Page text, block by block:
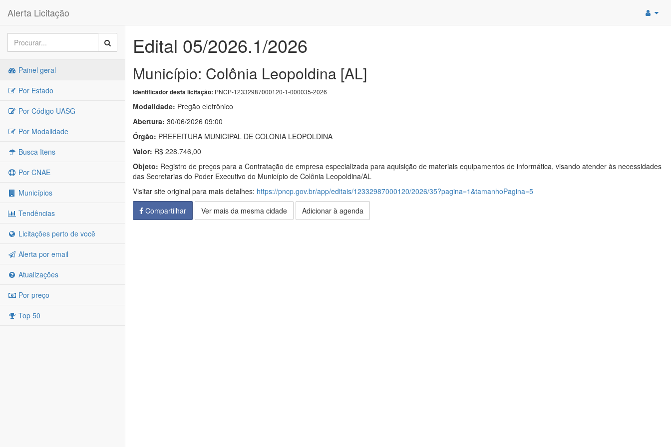
Alerta Licitação
Painel geral
Por Estado
Por Código UASG
Por Modalidade
Busca Itens
Por CNAE
Municípios
Tendências
Licitações perto de você
Alerta por email
Atualizações
Por preço
Top 50
Edital 05/2026.1/2026
Município: Colônia Leopoldina [AL]
Identificador desta licitação: PNCP-12332987000120-1-000035-2026
Modalidade: Pregão eletrônico
Abertura: 30/06/2026 09:00
Órgão: PREFEITURA MUNICIPAL DE COLÔNIA LEOPOLDINA
Valor: R$ 228.746,00
Objeto: Registro de preços para a Contratação de empresa especializada para aquisição de materiais equipamentos de informática, visando atender às necessidades
das Secretarias do Poder Executivo do Município de Colônia Leopoldina/AL
Visitar site original para mais detalhes: https://pncp.gov.br/app/editais/12332987000120/2026/35?pagina=1&tamanhoPagina=5
Compartilhar
Ver mais da mesma cidade Adicionar à agenda